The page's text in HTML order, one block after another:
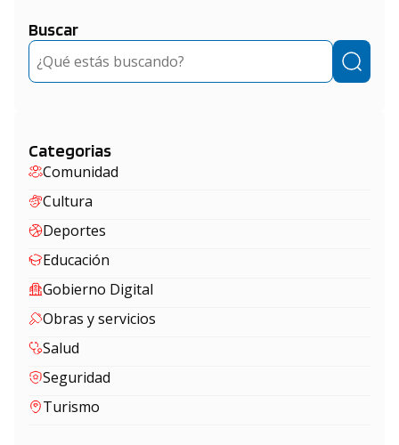
Buscar
Buscar
Categorias
Comunidad
Cultura
Deportes
Educación
Gobierno Digital
Obras y servicios
Salud
Seguridad
Turismo